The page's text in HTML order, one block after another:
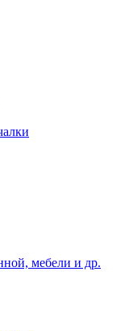
мебели и др.